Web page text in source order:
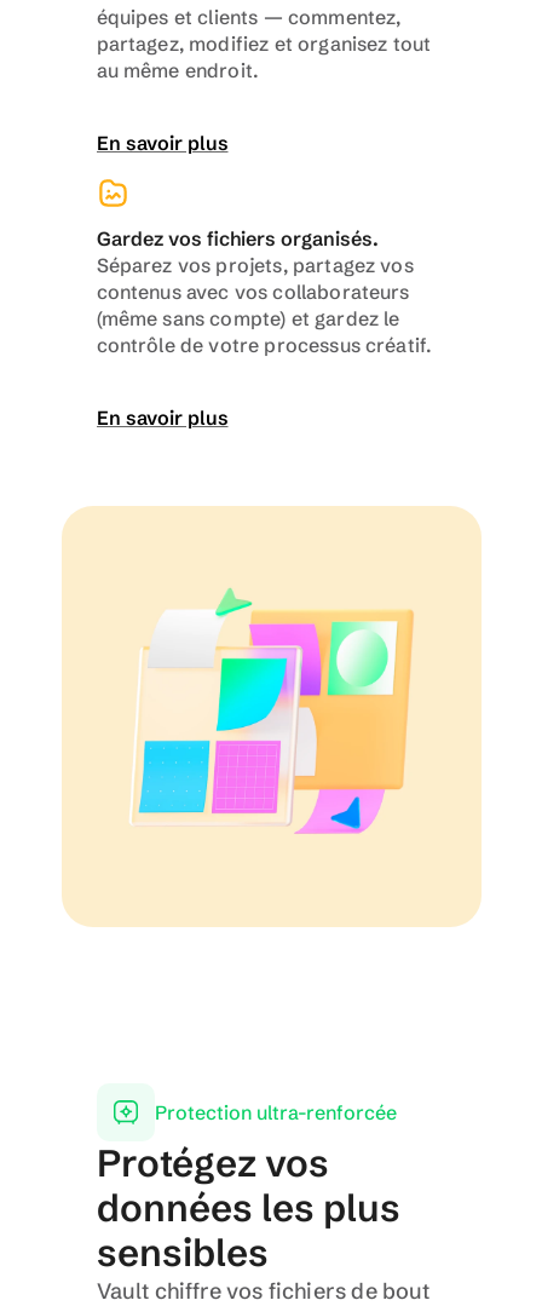
équipes et clients — commentez,
partagez, modifiez et organisez tout
au même endroit.
En savoir plus
Gardez vos fichiers organisés.
Séparez vos projets, partagez vos
contenus avec vos collaborateurs
(même sans compte) et gardez le
contrôle de votre processus créatif.
En savoir plus
Protection ultra-renforcée
Protégez vos
données les plus
sensibles
Vault chiffre vos fichiers de bout